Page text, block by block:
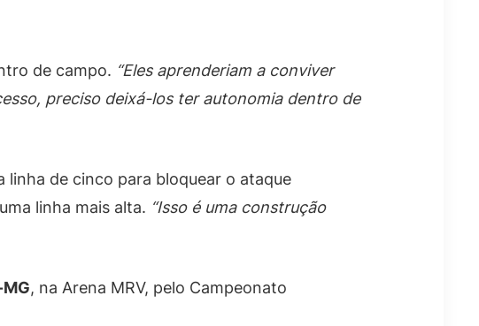
de campo. “Eles aprenderiam a conviver
preciso deixá-los ter autonomia dentro de
linha de cinco para bloquear o ataque
linha mais alta. “Isso é uma construção
, na Arena MRV, pelo Campeonato